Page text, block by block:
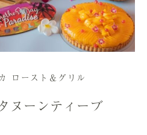
ロースト＆グリル
ヌーンティーブ